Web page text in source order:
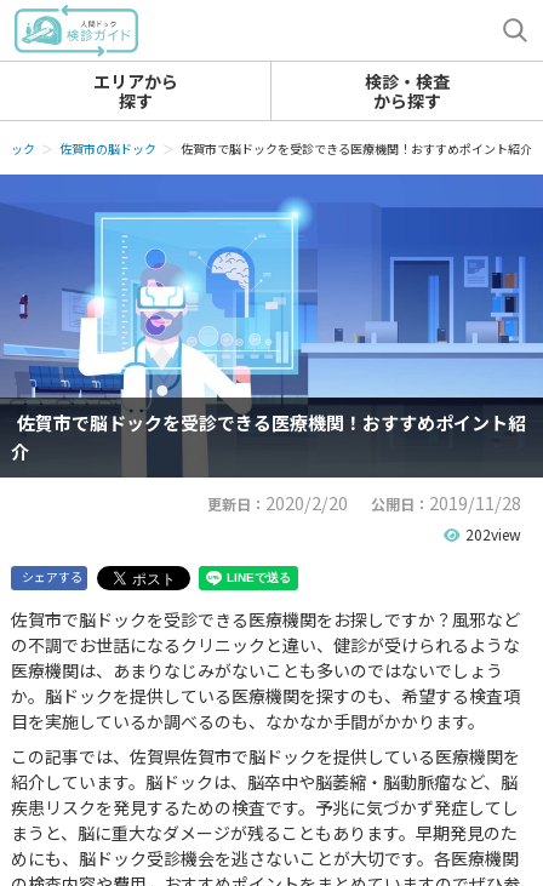
エリアから
探す
検診・検査
から探す
ック 佐賀市の脳ドック 佐賀市で脳ドックを受診できる医療機関！おすすめポイント紹介
佐賀市で脳ドックを受診できる医療機関！おすすめポイント紹
介
更新日： 2020/2/20 公開日： 2019/11/28
202view
シェアする
佐賀市で脳ドックを受診できる医療機関をお探しですか？風邪など
の不調でお世話になるクリニックと違い、健診が受けられるような
医療機関は、あまりなじみがないことも多いのではないでしょう
か。脳ドックを提供している医療機関を探すのも、希望する検査項
目を実施しているか調べるのも、なかなか手間がかかります。
この記事では、佐賀県佐賀市で脳ドックを提供している医療機関を
紹介しています。脳ドックは、脳卒中や脳萎縮・脳動脈瘤など、脳
疾患リスクを発見するための検査です。予兆に気づかず発症してし
まうと、脳に重大なダメージが残ることもあります。早期発見のた
めにも、脳ドック受診機会を逃さないことが大切です。各医療機関